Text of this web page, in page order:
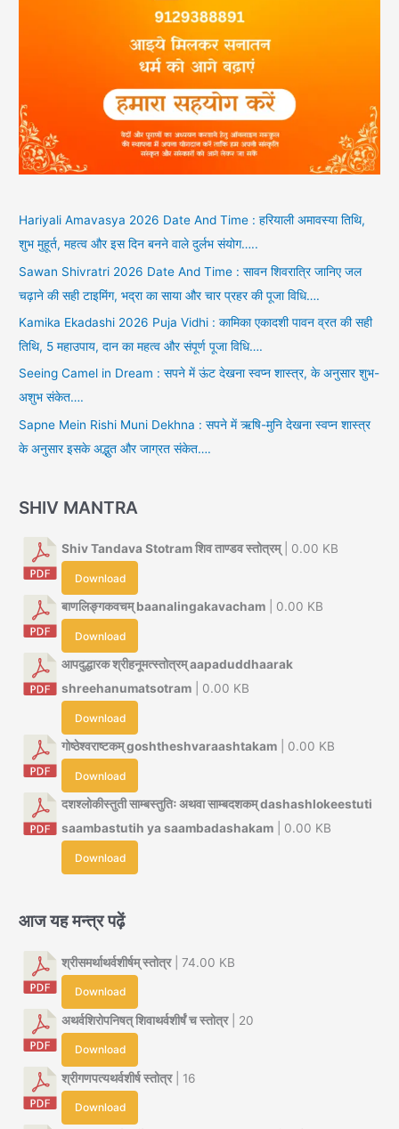
Hariyali Amavasya 2026 Date And Time : हरियाली अमावस्या तिथि,
शुभ मुहूर्त, महत्व और इस दिन बनने वाले दुर्लभ संयोग…..
Sawan Shivratri 2026 Date And Time : सावन शिवरात्रि जानिए जल
चढ़ाने की सही टाइमिंग, भद्रा का साया और चार प्रहर की पूजा विधि….
Kamika Ekadashi 2026 Puja Vidhi : कामिका एकादशी पावन व्रत की सही
तिथि, 5 महाउपाय, दान का महत्व और संपूर्ण पूजा विधि….
Seeing Camel in Dream : सपने में ऊंट देखना स्वप्न शास्त्र, के अनुसार शुभ-
अशुभ संकेत….
Sapne Mein Rishi Muni Dekhna : सपने में ऋषि-मुनि देखना स्वप्न शास्त्र
के अनुसार इसके अद्भुत और जाग्रत संकेत….
SHIV MANTRA
Shiv Tandava Stotram शिव ताण्डव स्तोत्रम्| 0.00 KB
Download
बाणलिङ्गकवचम् baanalingakavacham | 0.00 KB
Download
आपदुद्धारक श्रीहनूमत्स्तोत्रम् aapaduddhaarak
shreehanumatsotram | 0.00 KB
Download
गोष्ठेश्वराष्टकम् goshtheshvaraashtakam | 0.00 KB
Download
दशश्लोकीस्तुती साम्बस्तुतिः अथवा साम्बदशकम् dashashlokeestuti
saambastutih ya saambadashakam | 0.00 KB
Download
आज यह मन्त्र पढ़ें
श्रीसमर्थाथर्वशीर्षम् स्तोत्र| 74.00 KB
Download
अथर्वशिरोपनिषत् शिवाथर्वशीर्षं च स्तोत्र| 20
Download
श्रीगणपत्यथर्वशीर्ष स्तोत्र| 16
Download